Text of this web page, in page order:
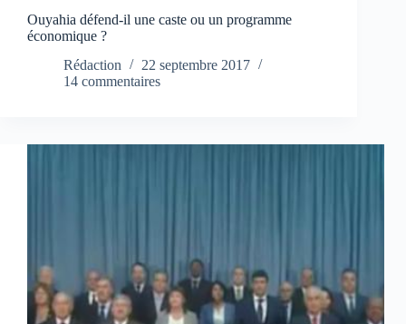
Ouyahia défend-il une caste ou un programme
économique ?
Rédaction
22 septembre 2017
14 commentaires